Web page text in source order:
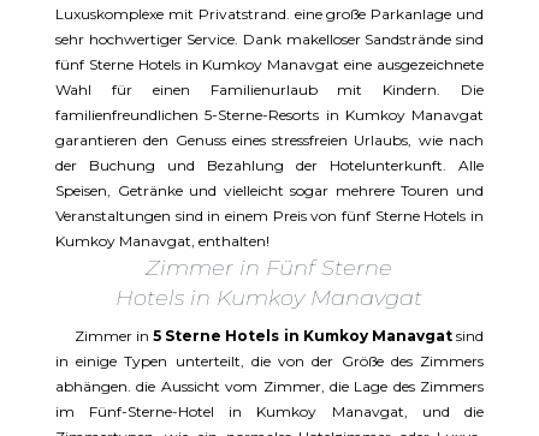
Luxuskomplexe mit Privatstrand. eine große Parkanlage und
sehr hochwertiger Service. Dank makelloser Sandstrände sind
fünf Sterne Hotels in Kumkoy Manavgat eine ausgezeichnete
Wahl für einen Familienurlaub mit Kindern. Die
familienfreundlichen 5-Sterne-Resorts in Kumkoy Manavgat
garantieren den Genuss eines stressfreien Urlaubs, wie nach
der Buchung und Bezahlung der Hotelunterkunft. Alle
Speisen, Getränke und vielleicht sogar mehrere Touren und
Veranstaltungen sind in einem Preis von fünf Sterne Hotels in
Kumkoy Manavgat, enthalten!
Zimmer in Fünf Sterne
Hotels in Kumkoy Manavgat
Zimmer in5 Sterne Hotels in Kumkoy Manavgatsind
in einige Typen unterteilt, die von der Größe des Zimmers
abhängen. die Aussicht vom Zimmer, die Lage des Zimmers
im Fünf-Sterne-Hotel in Kumkoy Manavgat, und die